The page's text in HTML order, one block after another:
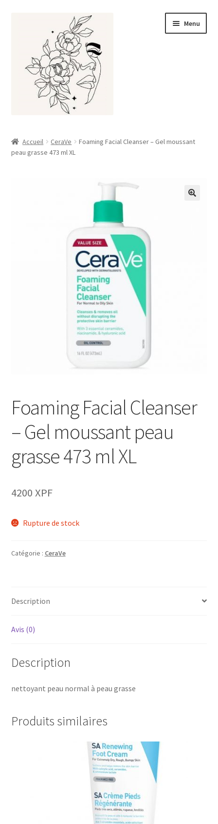
navigation
Menu
À propos
Validation de la commande
Accueil CeraVe
Foaming Facial Cleanser – Gel moussant
peau grasse 473 ml XL
Foaming Facial Cleanser
– Gel moussant peau
grasse 473 ml XL
4200 XPF
Rupture de stock
Catégorie : CeraVe
Description
Avis (0)
Description
nettoyant peau normal à peau grasse
Produits similaires